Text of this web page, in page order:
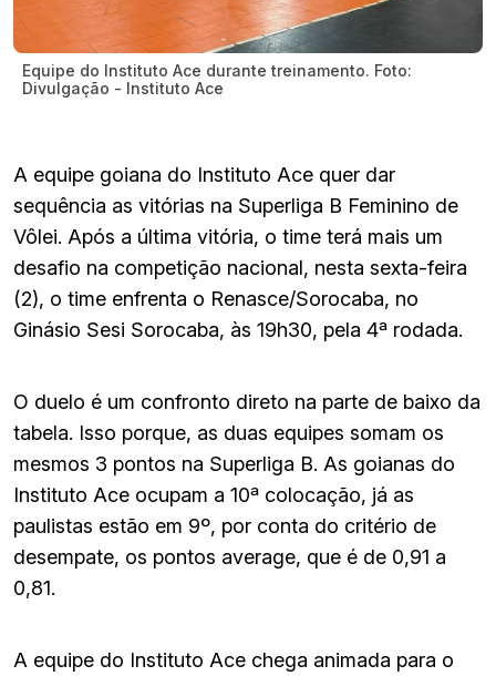
Equipe do Instituto Ace durante treinamento. Foto:
Divulgação - Instituto Ace
A equipe goiana do Instituto Ace quer dar
sequência as vitórias na Superliga B Feminino de
Vôlei. Após a última vitória, o time terá mais um
desafio na competição nacional, nesta sexta-feira
(2), o time enfrenta o Renasce/Sorocaba, no
Ginásio Sesi Sorocaba, às 19h30, pela 4ª rodada.
O duelo é um confronto direto na parte de baixo da
tabela. Isso porque, as duas equipes somam os
mesmos 3 pontos na Superliga B. As goianas do
Instituto Ace ocupam a 10ª colocação, já as
paulistas estão em 9º, por conta do critério de
desempate, os pontos average, que é de 0,91 a
0,81.
A equipe do Instituto Ace chega animada para o